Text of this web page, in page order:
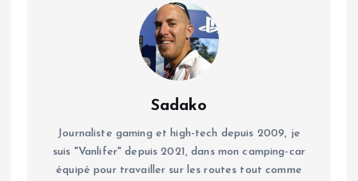
Sadako
Journaliste gaming et high-tech depuis 2009, je
suis "Vanlifer" depuis 2021, dans mon camping-car
équipé pour travailler sur les routes tout comme